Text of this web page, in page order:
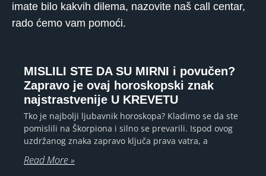
imate bilo kakvih dilema, nazovite naš call centar,
rado ćemo vam pomoći.
MISLILI STE DA SU MIRNI i povučen?
Zapravo je ovaj horoskopski znak
najstrastvenije U KREVETU
Tko je najbolji ljubavnik horoskopa? Kladimo se da ste
pomislili na Škorpiona i silno se prevarili. Ispod ovog
uzdržanog znaka zapravo ključa prava vatra, a
Read More »